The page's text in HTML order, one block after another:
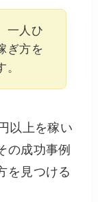
一人ひ
ぎ方を
以上を稼い
の成功事例
を見つける